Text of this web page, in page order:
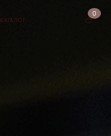
КАТАЛОГ
0
КОРЗИНА (0)